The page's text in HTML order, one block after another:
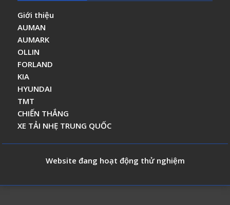
Giới thiệu
AUMAN
AUMARK
OLLIN
FORLAND
KIA
HYUNDAI
TMT
CHIẾN THẮNG
XE TẢI NHẸ TRUNG QUỐC
Website đang hoạt động thử nghiệm